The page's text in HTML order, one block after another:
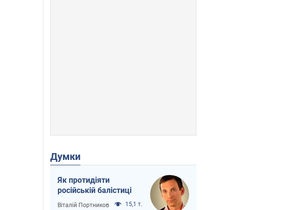
Думки
Як протидіяти
російській балістиці
Віталій Портников 15,1 т.